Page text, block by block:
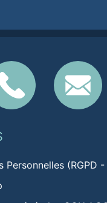
Personnelles (RGPD -